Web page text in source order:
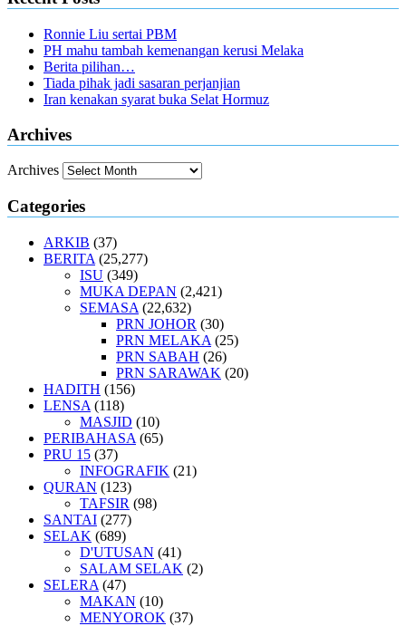
Ronnie Liu sertai PBM
PH mahu tambah kemenangan kerusi Melaka
Berita pilihan…
Tiada pihak jadi sasaran perjanjian
Iran kenakan syarat buka Selat Hormuz
Archives
Archives
Categories
ARKIB (37)
BERITA (25,277)
ISU (349)
MUKA DEPAN (2,421)
SEMASA (22,632)
PRN JOHOR (30)
PRN MELAKA (25)
PRN SABAH (26)
PRN SARAWAK (20)
HADITH (156)
LENSA (118)
MASJID (10)
PERIBAHASA (65)
PRU 15 (37)
INFOGRAFIK (21)
QURAN (123)
TAFSIR (98)
SANTAI (277)
SELAK (689)
D'UTUSAN (41)
SALAM SELAK (2)
SELERA (47)
MAKAN (10)
MENYOROK (37)